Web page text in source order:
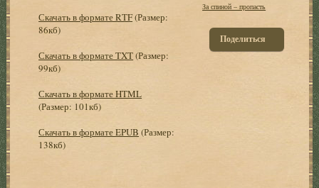
Скачать в формате RTF(Размер:
86кб)
Скачать в формате TXT(Размер:
99кб)
Скачать в формате HTML
(Размер: 101кб)
Скачать в формате EPUB (Размер:
138кб)
За спиной – пропасть
Поделиться